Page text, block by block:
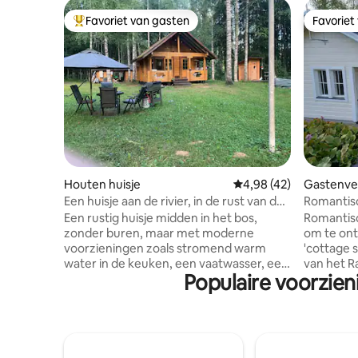
Topfavoriet van gasten
Favoriet van gasten
Houten huisje Gemiddelde
4,98 (42)
Een huisje aan de rivier, in de rust van de
natuur
Een rustig huisje midden in het bos,
zonder buren, maar met moderne
voorzieningen zoals stromend warm
water in de keuken, een vaatwasser, een
open haard en elektrische verwarming.
Vanuit de houtgestookte sauna duik je in
om te
'cottage
van het
(fornuis,
Populaire